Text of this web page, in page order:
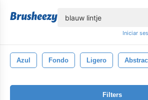
Iniciar
Azul Fondo Ligero
Filters